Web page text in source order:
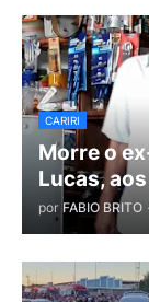
CARIRI
Morre o
Lucas,
por FABIO BRITO